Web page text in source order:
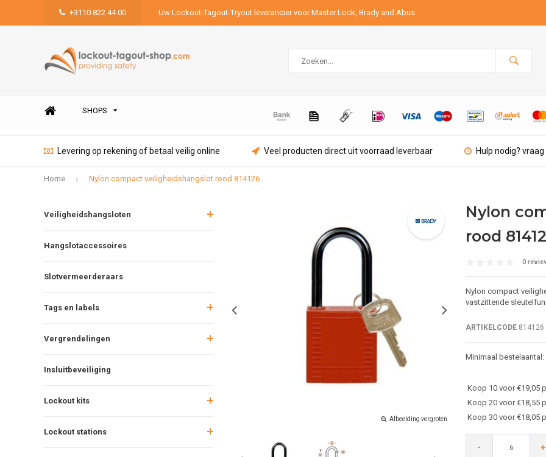
+3110 822 44 00 Uw Lockout-Tagout-Tryout leverancier voor Master Lock, Brady and Abus
SHOPS
Levering op rekening of betaal veilig online Veel producten direct uit voorraad leverbaar Hulp nodig?
Home Nylon compact veiligheidshangslot rood 814126
Veiligheidshangsloten
Hangslotaccessoires
Slotvermeerderaars
Tags en labels
Vergrendelingen
Insluitbeveiliging
Lockout kits
Lockout stations
Afbeelding vergroten
Nylon
rood
0
Nylon compact
vastzittende
ARTIKELCODE814126
Minimaal bestelaantal:
Koop 10 voor €19,05
Koop 20 voor €18,55
Koop 30 voor €18,05
- +